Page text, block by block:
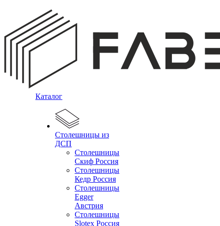
Каталог
Столешницы из
ДСП
Столешницы
Скиф Россия
Столешницы
Кедр Россия
Столешницы
Egger
Австрия
Столешницы
Slotex Россия